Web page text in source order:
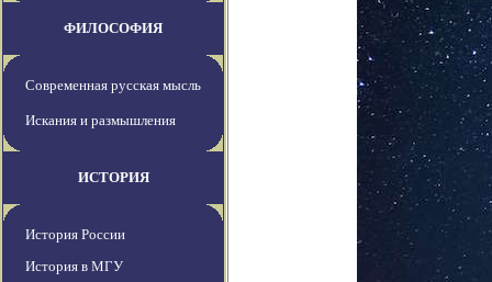
ФИЛОСОФИЯ
Современная русская мысль
Искания и размышления
ИСТОРИЯ
История России
История в МГУ